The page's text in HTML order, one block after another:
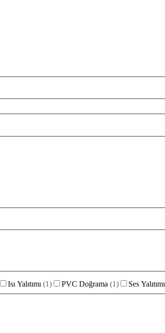
Isı Yalıtımı (1) PVC Doğrama (1) Ses Yalıtımı